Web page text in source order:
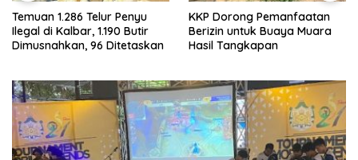
Penyu
Butir
Ditetaskan
KKP Dorong Pemanfaatan
Berizin untuk Buaya Muara
Hasil Tangkapan
Cerita Pesisir
Terancam
Rawat dengan